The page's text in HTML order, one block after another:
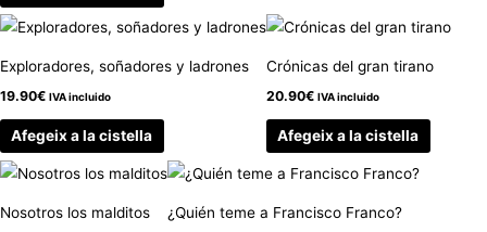
Exploradores, soñadores y ladrones
19.90€ IVA incluido
Afegeix a la cistella
Crónicas del gran tirano
20.90€ IVA incluido
Afegeix a la cistella
Nosotros los malditos ¿Quién teme a Francisco Franco?